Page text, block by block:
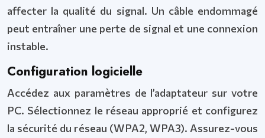
affecter la qualité du signal. Un câble endommagé
peut entraîner une perte de signal et une connexion
instable.
Configuration logicielle
Accédez aux paramètres de l’adaptateur sur votre
PC. Sélectionnez le réseau approprié et configurez
la sécurité du réseau (WPA2, WPA3). Assurez-vous